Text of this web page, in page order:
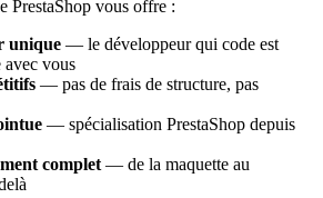
PrestaShop vous offre :
unique — le développeur qui code est
avec vous
— pas de frais de structure, pas
— spécialisation PrestaShop depuis
complet — de la maquette au